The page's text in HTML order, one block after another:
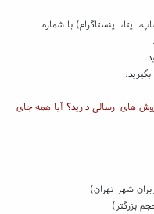
ایتا، اینستاگرام) با شماره
های ارسالی دارید؟ آیا همه جای
شهر تهران)
بزرگتر)